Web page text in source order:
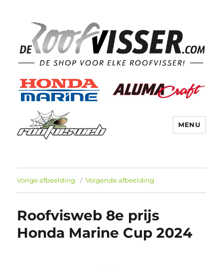
MENU
Vorige afbeelding Volgende afbeelding
Roofvisweb 8e prijs
Honda Marine Cup 2024